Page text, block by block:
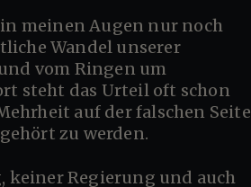
Wandel unserer
vom Ringen um
steht das Urteil oft schon
auf der falschen Seite
zu werden.